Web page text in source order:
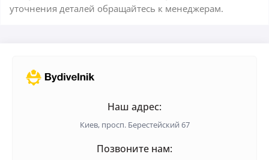
уточнения деталей обращайтесь к менеджерам.
Наш адрес:
Киев, просп. Берестейский 67
Позвоните нам: